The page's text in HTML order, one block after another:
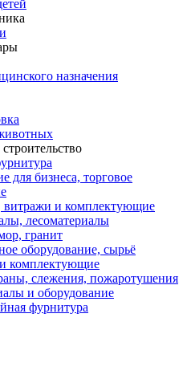
назначения
для бизнеса, торговое
витражи и комплектующие
лесоматериалы
гранит
оборудование, сырьё
комплектующие
слежения, пожаротушения
и оборудование
фурнитура